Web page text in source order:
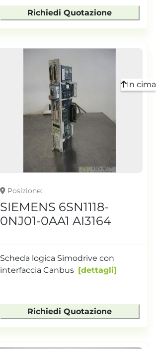
Richiedi Quotazione
Posizione
SIEMENS 6SN1118-
0NJ01-0AA1 AI3164
Scheda logica Simodrive con
interfaccia Canbus
dettagli
Richiedi Quotazione
In cima